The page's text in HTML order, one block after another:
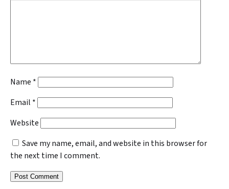
Name *
Email *
Website
Save my name, email, and website in this browser for
the next time I comment.